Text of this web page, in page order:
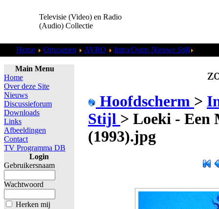
Televisie (Video) en Radio
(Audio) Collectie
Home Omroepen AVRO Intro/Outro Nieuwe Stijl
Main Menu
Home
Over deze Site
Nieuws
Discussieforum
Downloads
Links
Afbeeldingen
Contact
TV Programma DB
Login
Gebruikersnaam
Wachtwoord
Herken mij
Hoofdscherm >
Stijl > Loeki - Een
(1993).jpg